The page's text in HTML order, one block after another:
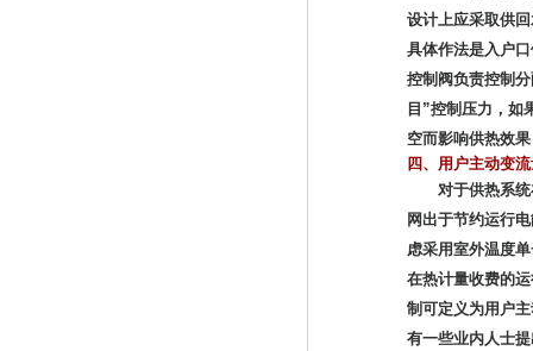
设计上应采取供
具体作法是入户
控制阀负责控制
目”控制压力，如
空而影响供热效
四、用户主动变
对于供热系统在
网出于节约运行
虑采用室外温度
在热计量收费的
制可定义为用户
有一些业内人士